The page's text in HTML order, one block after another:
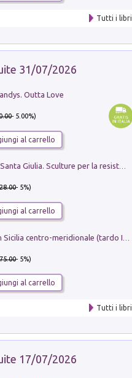
Tutti i libri
31/07/2026
Outta Love
- 5.00%)
al carrello
Memorial Santa Giulia. Sculture per la resistenza Monchio di Palagano
- 5%)
al carrello
- 5%)
al carrello
Tutti i libri
17/07/2026